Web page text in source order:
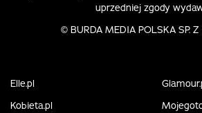
uprzedniej zgody
© BURDA MEDIA POLSKA SP.
Elle.pl
Kobieta.pl